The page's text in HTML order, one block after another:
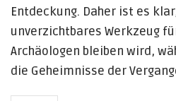
Entdeckung. Daher ist es
unverzichtbares Werkzeug
Archäologen bleiben wird,
die Geheimnisse der